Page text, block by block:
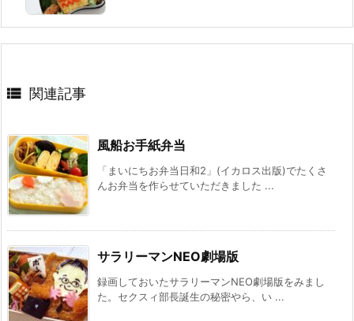
 関連記事
風船お手紙弁当
「まいにちお弁当日和2」(イカロス出版)でたくさ
んお弁当を作らせていただきました ...
サラリーマンNEO劇場版
録画しておいたサラリーマンNEO劇場版をみまし
た。セクスィ部長誕生の秘密やら、い ...